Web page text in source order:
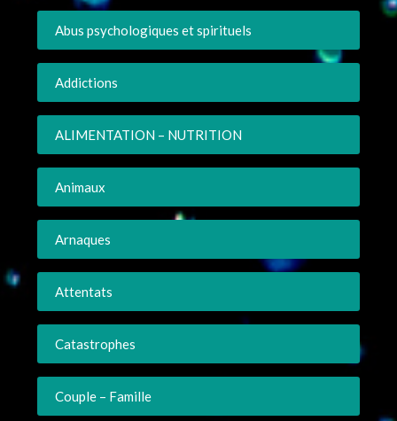
Abus psychologiques et spirituels
Addictions
ALIMENTATION – NUTRITION
Animaux
Arnaques
Attentats
Catastrophes
Couple – Famille